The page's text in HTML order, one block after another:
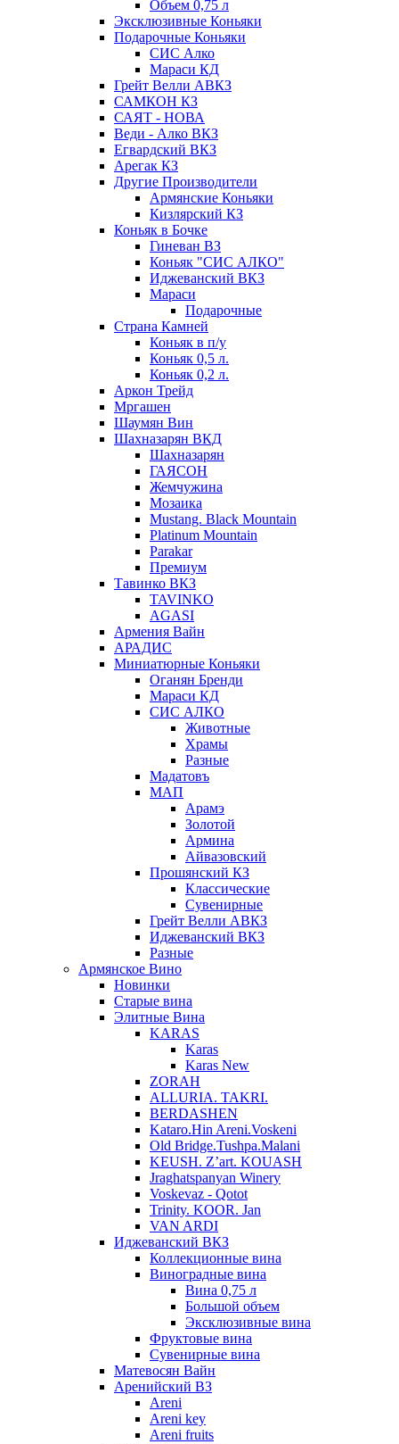
Объем 0,75 л
Эксклюзивные Коньяки
Подарочные Коньяки
СИС Алко
Мараси КД
Грейт Велли АВКЗ
САМКОН КЗ
САЯТ - НОВА
Веди - Алко ВКЗ
Егвардский ВКЗ
Арегак КЗ
Другие Производители
Армянские Коньяки
Кизлярский КЗ
Коньяк в Бочке
Гиневан ВЗ
Коньяк "СИС АЛКО"
Иджеванский ВКЗ
Мараси
Подарочные
Страна Камней
Коньяк в п/у
Коньяк 0,5 л.
Коньяк 0,2 л.
Аркон Трейд
Мргашен
Шаумян Вин
Шахназарян ВКД
Шахназарян
ГАЯСОН
Жемчужина
Мозаика
Mustang. Black Mountain
Platinum Mountain
Parakar
Премиум
Тавинко ВКЗ
TAVINKO
AGASI
Армения Вайн
АРАДИС
Миниатюрные Коньяки
Оганян Бренди
Мараси КД
СИС АЛКО
Животные
Храмы
Разные
Мадатовъ
МАП
Арамэ
Золотой
Армина
Айвазовский
Прошянский КЗ
Классические
Сувенирные
Грейт Велли АВКЗ
Иджеванский ВКЗ
Разные
Армянское Вино
Новинки
Старые вина
Элитные Вина
KARAS
Karas
Karas New
ZORAH
ALLURIA. TAKRI.
BERDASHEN
Kataro.Hin Areni.Voskeni
Old Bridge.Tushpa.Malani
KEUSH. Z’art. KOUASH
Jraghatspanyan Winery
Voskevaz - Qotot
Trinity. KOOR. Jan
VAN ARDI
Иджеванский ВКЗ
Коллекционные вина
Виноградные вина
Вина 0,75 л
Большой объем
Эксклюзивные вина
Фруктовые вина
Cувенирные вина
Матевосян Вайн
Аренийский ВЗ
Areni
Areni key
Areni fruits